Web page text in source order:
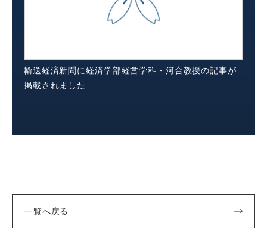
輸送経済新聞に経済学部経営学科・河合教授の記事が
掲載されました
一覧へ戻る